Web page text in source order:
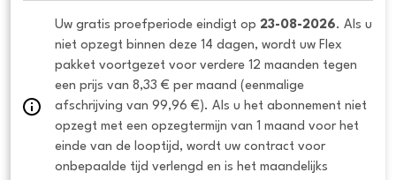
Uw gratis proefperiode eindigt op 23-08-2026. Als u
niet opzegt binnen deze 14 dagen, wordt uw Flex
pakket voortgezet voor verdere 12 maanden tegen
een prijs van 8,33 € per maand (eenmalige
afschrijving van 99,96 €). Als u het abonnement niet
opzegt met een opzegtermijn van 1 maand voor het
einde van de looptijd, wordt uw contract voor
onbepaalde tijd verlengd en is het maandelijks